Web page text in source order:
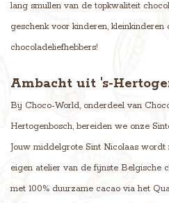
lang smullen van de topkwaliteit
geschenk voor kinderen, kleinkinderen
chocoladeliefhebbers!
Ambacht uit 's-
Bij Choco-World, onderdeel van
Hertogenbosch, bereiden we onze
Jouw middelgrote Sint Nicolaas
eigen atelier van de fijnste Belgische
met 100% duurzame cacao via het